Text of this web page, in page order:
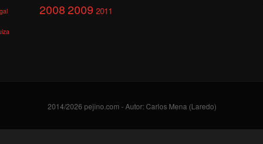
20082009 2011
2014/2026 pejino.com - Autor: Carlos Mena (Laredo)